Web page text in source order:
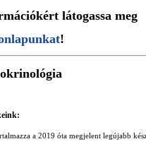
látogassa meg
!
a 2019 óta megjelent legújabb